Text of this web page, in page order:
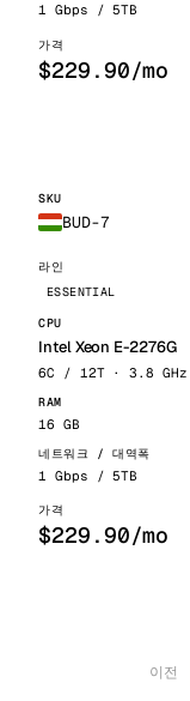
1 Gbps / 5TB
$229.90/mo
BUD-7
ESSENTIAL
Intel Xeon E-2276G
6C / 12T · 3.8
16 GB
1 Gbps / 5TB
$229.90/mo
이전